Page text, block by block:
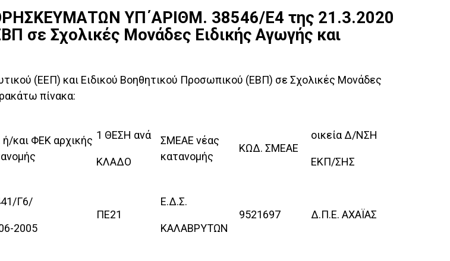
ΥΠ΄ΑΡΙΘΜ. 38546/Ε4 της 21.3.2020
σε Σχολικές Μονάδες Ειδικής Αγωγής και
(ΕΕΠ) και Ειδικού Βοηθητικού Προσωπικού (ΕΒΠ) σε Σχολικές Μονάδες
πίνακα:
ή/και ΦΕΚ αρχικής 1 ΘΕΣΗ ανά
ΚΛΑΔΟ
ΣΜΕΑΕ νέας
κατανομής
ΚΩΔ. ΣΜΕΑΕ
οικεία Δ/ΝΣΗ
ΕΚΠ/ΣΗΣ
Γ6/
2005
ΠΕ21
Ε.Δ.Σ.
ΚΑΛΑΒΡΥΤΩΝ
9521697 Δ.Π.Ε. ΑΧΑΪΑΣ